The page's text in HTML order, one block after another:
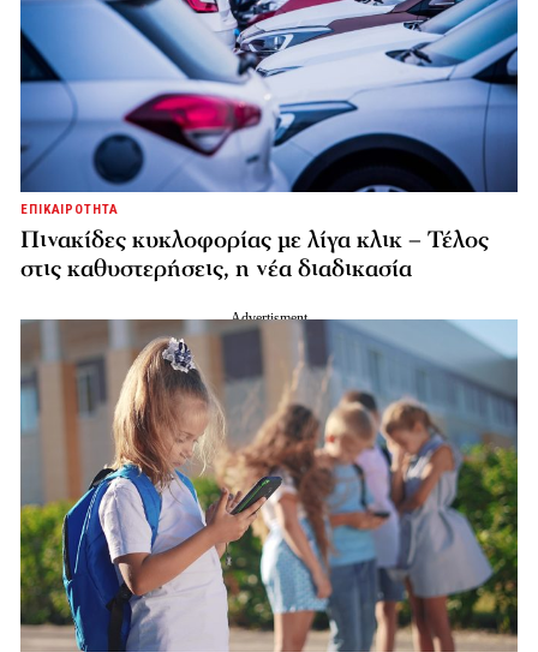
ΕΠΙΚΑΙΡΟΤΗΤΑ
Πινακίδες κυκλοφορίας με λίγα κλικ – Τέλος
στις καθυστερήσεις, η νέα διαδικασία